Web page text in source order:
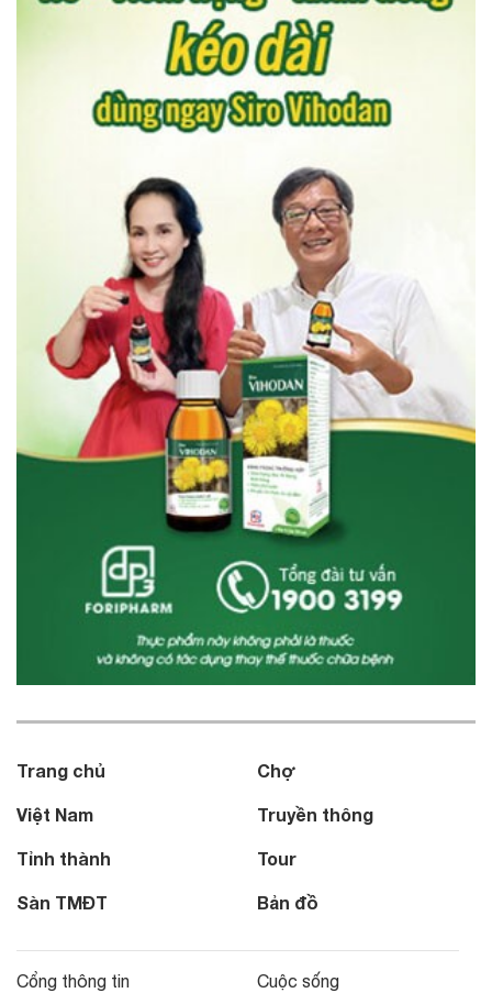
Trang chủ
Việt Nam
Tỉnh thành
Sàn TMĐT
Chợ
Truyền thông
Tour
Bản đồ
Cổng thông tin Cuộc sống